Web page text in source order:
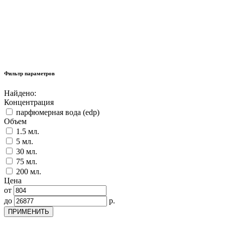
Фильтр параметров
Найдено:
Концентрация
парфюмерная вода (edp)
Объем
1.5 мл.
5 мл.
30 мл.
75 мл.
200 мл.
Цена
от
до
р.
ПРИМЕНИТЬ